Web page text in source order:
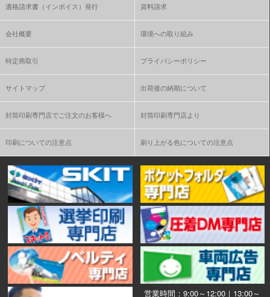
適格請求書（インボイス）発行 資料請求
会社概要 環境への取り組み
特定商取引 プライバシーポリシー
サイトマップ 出荷後の納期について
封筒印刷専門店でご注文のお客様へ 封筒印刷専門店より
印刷についての注意点 刷り上がる色についての注意点
営業時間：9:00～12:00｜13:00～